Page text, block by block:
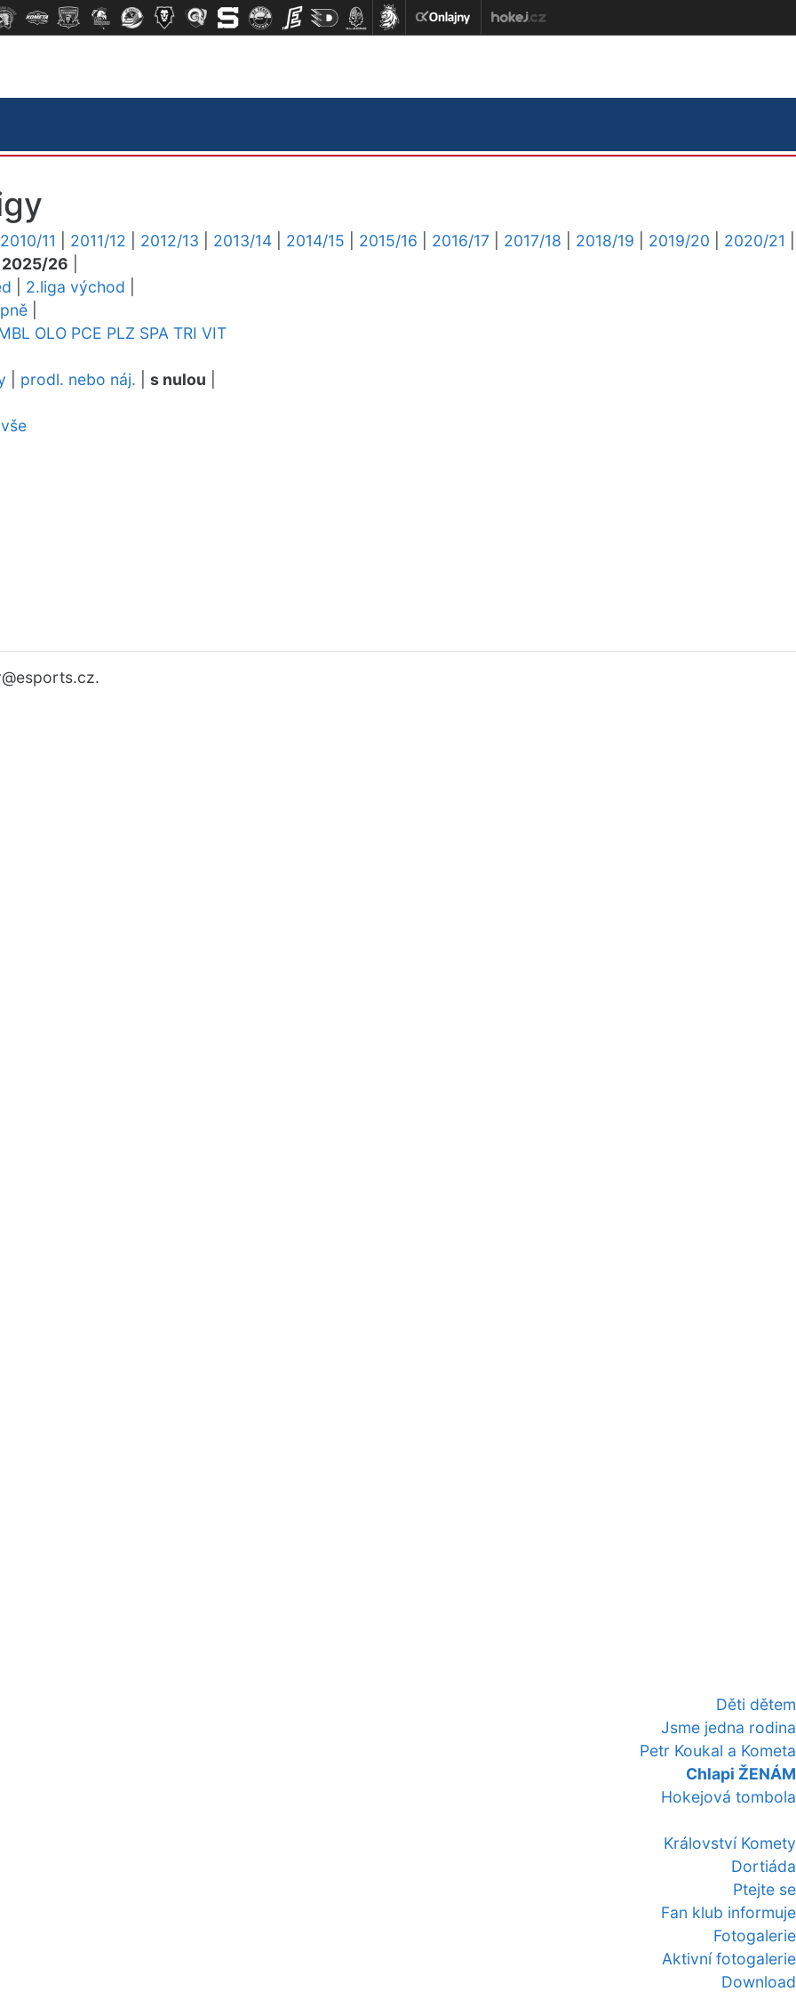
Děti dětem
Jsme jedna rodina
Petr Koukal a Kometa
Chlapi ŽENÁM
Hokejová tombola
Království Komety
Dortiáda
Ptejte se
Fan klub informuje
Fotogalerie
Aktivní fotogalerie
Download
2010/11 2011/12 2012/13 2013/14 2014/15 2015/16 2016/17 2017/18 2018/19 2019/20 2020/21
2025/26
2.liga východ
OLO PCE PLZ SPA TRI VIT
prodl. nebo náj. s nulou
@esports.cz.